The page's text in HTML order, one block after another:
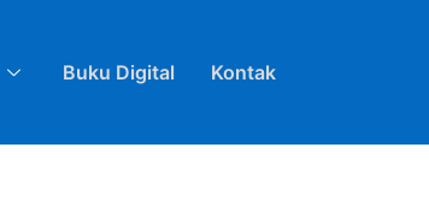
Buku Digital Kontak